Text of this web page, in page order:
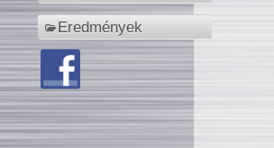
Eredmények